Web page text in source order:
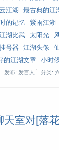
江湖 最古典的江
的记忆 紫雨江湖
江湖比武 太阳光
号器 江湖头像
的江湖文章 小时
发布: 发言人 分类:
天室对[落